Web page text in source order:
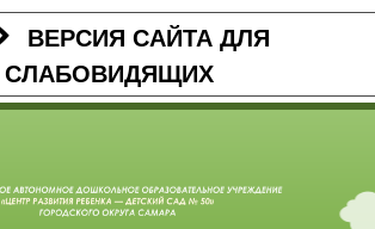
ВЕРСИЯ САЙТА ДЛЯ
СЛАБОВИДЯЩИХ